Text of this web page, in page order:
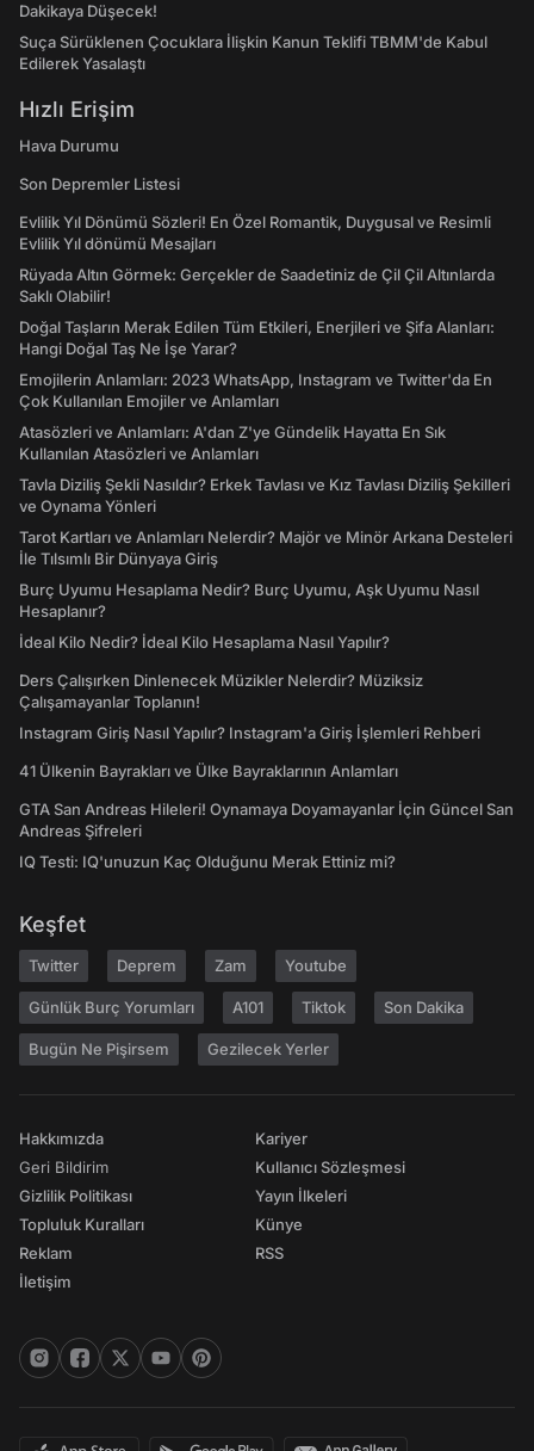
Dakikaya Düşecek!
Suça Sürüklenen Çocuklara İlişkin Kanun Teklifi TBMM'de Kabul
Edilerek Yasalaştı
Hızlı Erişim
Hava Durumu
Son Depremler Listesi
Evlilik Yıl Dönümü Sözleri! En Özel Romantik, Duygusal ve Resimli
Evlilik Yıl dönümü Mesajları
Rüyada Altın Görmek: Gerçekler de Saadetiniz de Çil Çil Altınlarda
Saklı Olabilir!
Doğal Taşların Merak Edilen Tüm Etkileri, Enerjileri ve Şifa Alanları:
Hangi Doğal Taş Ne İşe Yarar?
Emojilerin Anlamları: 2023 WhatsApp, Instagram ve Twitter'da En
Çok Kullanılan Emojiler ve Anlamları
Atasözleri ve Anlamları: A'dan Z'ye Gündelik Hayatta En Sık
Kullanılan Atasözleri ve Anlamları
Tavla Diziliş Şekli Nasıldır? Erkek Tavlası ve Kız Tavlası Diziliş Şekilleri
ve Oynama Yönleri
Tarot Kartları ve Anlamları Nelerdir? Majör ve Minör Arkana Desteleri
İle Tılsımlı Bir Dünyaya Giriş
Burç Uyumu Hesaplama Nedir? Burç Uyumu, Aşk Uyumu Nasıl
Hesaplanır?
İdeal Kilo Nedir? İdeal Kilo Hesaplama Nasıl Yapılır?
Ders Çalışırken Dinlenecek Müzikler Nelerdir? Müziksiz
Çalışamayanlar Toplanın!
Instagram Giriş Nasıl Yapılır? Instagram'a Giriş İşlemleri Rehberi
41 Ülkenin Bayrakları ve Ülke Bayraklarının Anlamları
GTA San Andreas Hileleri! Oynamaya Doyamayanlar İçin Güncel San
Andreas Şifreleri
IQ Testi: IQ'unuzun Kaç Olduğunu Merak Ettiniz mi?
Keşfet
Twitter Deprem Zam Youtube
Günlük Burç Yorumları A101 Tiktok Son Dakika
Bugün Ne Pişirsem Gezilecek Yerler
Hakkımızda
Geri Bildirim
Gizlilik Politikası
Topluluk Kuralları
Reklam
İletişim
Kariyer
Kullanıcı Sözleşmesi
Yayın İlkeleri
Künye
RSS